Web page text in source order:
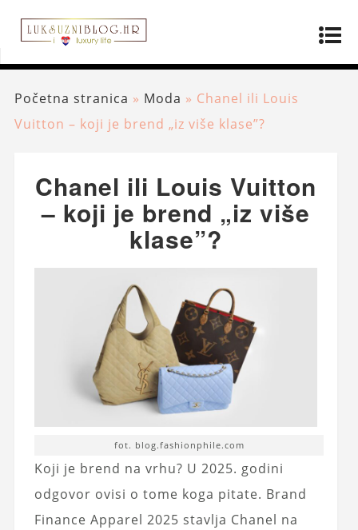
Početna stranica » Moda » Chanel ili Louis
Vuitton – koji je brend „iz više klase”?
Chanel ili Louis Vuitton
– koji je brend „iz više
klase”?
fot. blog.fashionphile.com
Koji je brend na vrhu? U 2025. godini
odgovor ovisi o tome koga pitate. Brand
Finance Apparel 2025 stavlja Chanel na